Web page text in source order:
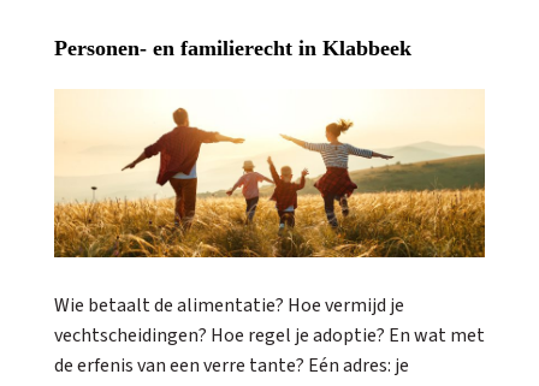
Personen- en familierecht in Klabbeek
Wie betaalt de alimentatie? Hoe vermijd je
vechtscheidingen? Hoe regel je adoptie? En wat met
de erfenis van een verre tante? Eén adres: je